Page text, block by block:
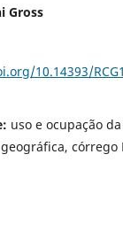
Gross
10.14393/
uso e ocupação